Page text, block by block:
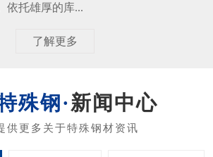
依托雄厚的库...
了解更多
新闻中心